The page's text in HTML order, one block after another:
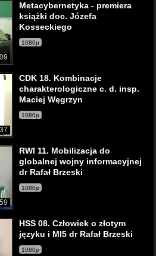
Metacybernetyka - premiera
książki doc. Józefa
Kosseckiego
1080p
CDK 18. Kombinacje
charakterologiczne c. d. insp.
Maciej Węgrzyn
1080p
RWI 11. Mobilizacja do
globalnej wojny informacyjnej
dr Rafał Brzeski
1080p
HSS 08. Człowiek o złotym
języku i MI5 dr Rafał Brzeski
1080p